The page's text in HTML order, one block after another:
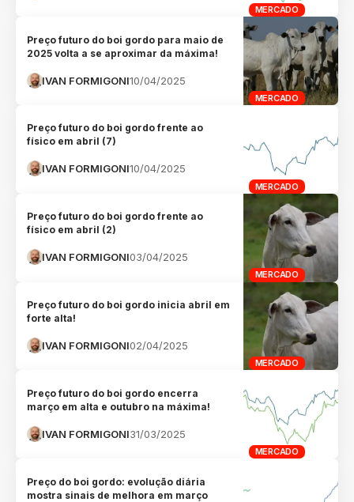
MERCADO
MERCADO
Preço futuro do boi gordo para maio de
2025 volta a se aproximar da máxima!
IVAN FORMIGONI10/04/2025
MERCADO
Preço futuro do boi gordo frente ao
físico em abril (7)
IVAN FORMIGONI10/04/2025
MERCADO
Preço futuro do boi gordo frente ao
físico em abril (2)
IVAN FORMIGONI03/04/2025
MERCADO
Preço futuro do boi gordo inicia abril em
forte alta!
IVAN FORMIGONI02/04/2025
MERCADO
Preço futuro do boi gordo encerra
março em alta e outubro na máxima!
IVAN FORMIGONI31/03/2025
Preço do boi gordo: evolução diária
mostra sinais de melhora em março